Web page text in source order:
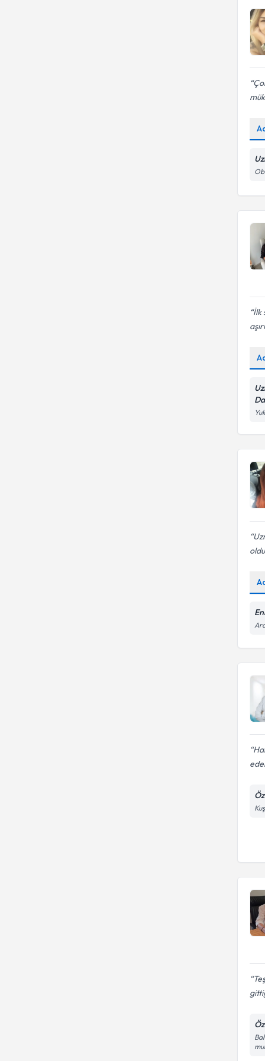
İlk